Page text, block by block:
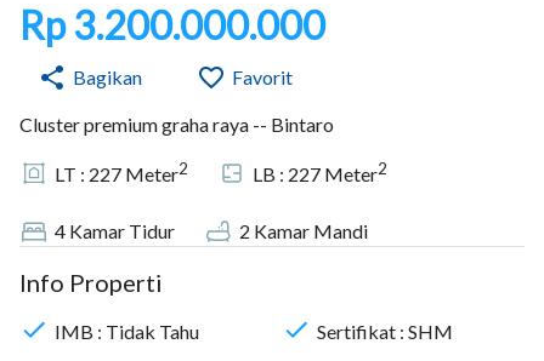
Rp 3.200.000.000
Bagikan Favorit
Cluster premium graha raya -- Bintaro
LT : 227 Meter2 LB : 227 Meter2
4 Kamar Tidur 2 Kamar Mandi
Info Properti
IMB : Tidak Tahu Sertifikat : SHM